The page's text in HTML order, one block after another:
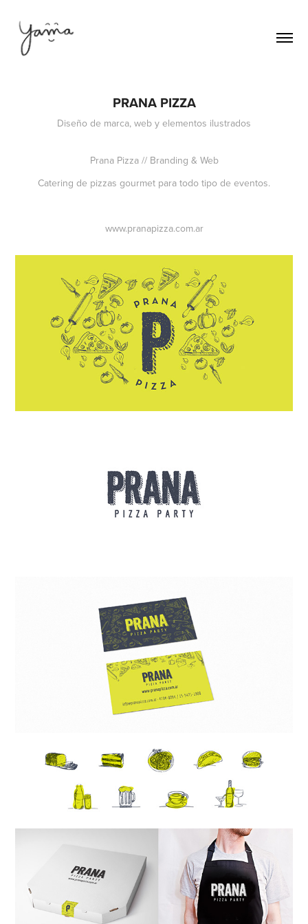
PRANA PIZZA
Diseño de marca, web y elementos ilustrados
Prana Pizza // Branding & Web
Catering de pizzas gourmet para todo tipo de eventos.
www.pranapizza.com.ar